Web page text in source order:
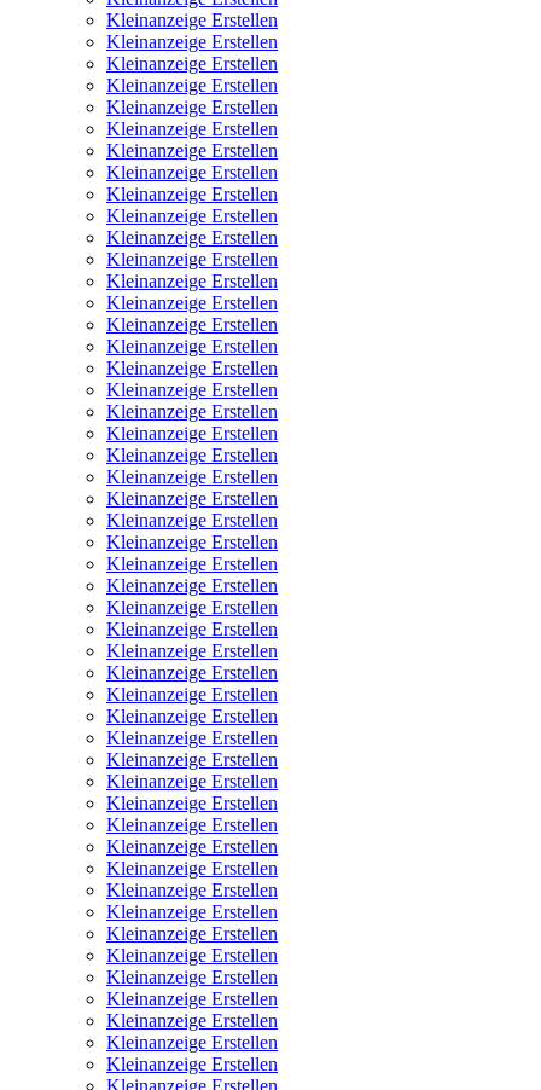
Kleinanzeige Erstellen
Kleinanzeige Erstellen
Kleinanzeige Erstellen
Kleinanzeige Erstellen
Kleinanzeige Erstellen
Kleinanzeige Erstellen
Kleinanzeige Erstellen
Kleinanzeige Erstellen
Kleinanzeige Erstellen
Kleinanzeige Erstellen
Kleinanzeige Erstellen
Kleinanzeige Erstellen
Kleinanzeige Erstellen
Kleinanzeige Erstellen
Kleinanzeige Erstellen
Kleinanzeige Erstellen
Kleinanzeige Erstellen
Kleinanzeige Erstellen
Kleinanzeige Erstellen
Kleinanzeige Erstellen
Kleinanzeige Erstellen
Kleinanzeige Erstellen
Kleinanzeige Erstellen
Kleinanzeige Erstellen
Kleinanzeige Erstellen
Kleinanzeige Erstellen
Kleinanzeige Erstellen
Kleinanzeige Erstellen
Kleinanzeige Erstellen
Kleinanzeige Erstellen
Kleinanzeige Erstellen
Kleinanzeige Erstellen
Kleinanzeige Erstellen
Kleinanzeige Erstellen
Kleinanzeige Erstellen
Kleinanzeige Erstellen
Kleinanzeige Erstellen
Kleinanzeige Erstellen
Kleinanzeige Erstellen
Kleinanzeige Erstellen
Kleinanzeige Erstellen
Kleinanzeige Erstellen
Kleinanzeige Erstellen
Kleinanzeige Erstellen
Kleinanzeige Erstellen
Kleinanzeige Erstellen
Kleinanzeige Erstellen
Kleinanzeige Erstellen
Kleinanzeige Erstellen
Kleinanzeige Erstellen